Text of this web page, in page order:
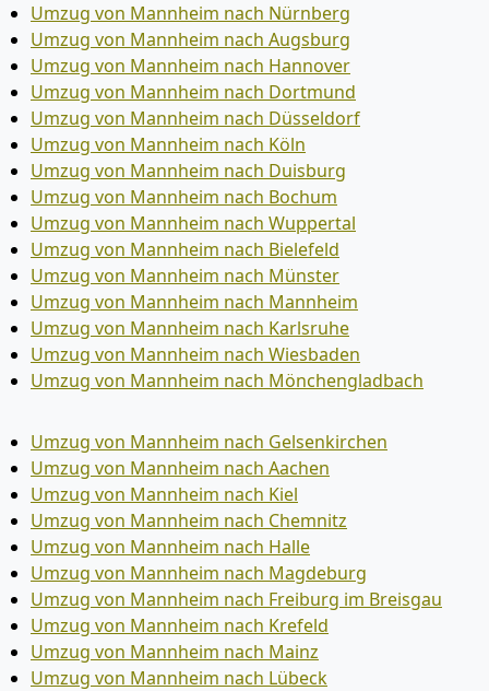
Umzug von Mannheim nach Nürnberg
Umzug von Mannheim nach Augsburg
Umzug von Mannheim nach Hannover
Umzug von Mannheim nach Dortmund
Umzug von Mannheim nach Düsseldorf
Umzug von Mannheim nach Köln
Umzug von Mannheim nach Duisburg
Umzug von Mannheim nach Bochum
Umzug von Mannheim nach Wuppertal
Umzug von Mannheim nach Bielefeld
Umzug von Mannheim nach Münster
Umzug von Mannheim nach Mannheim
Umzug von Mannheim nach Karlsruhe
Umzug von Mannheim nach Wiesbaden
Umzug von Mannheim nach Mönchen­gladbach
Umzug von Mannheim nach Gelsenkirchen
Umzug von Mannheim nach Aachen
Umzug von Mannheim nach Kiel
Umzug von Mannheim nach Chemnitz
Umzug von Mannheim nach Halle
Umzug von Mannheim nach Magdeburg
Umzug von Mannheim nach Freiburg im Breisgau
Umzug von Mannheim nach Krefeld
Umzug von Mannheim nach Mainz
Umzug von Mannheim nach Lübeck